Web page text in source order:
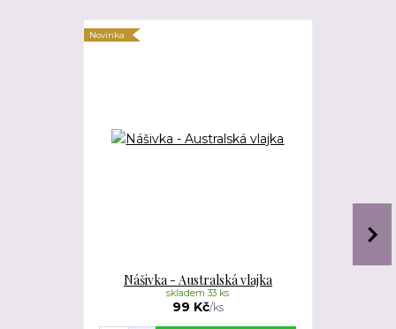
Novinka
Nášivka - Australská vlajka
99 Kč/ks
skladem 33 ks